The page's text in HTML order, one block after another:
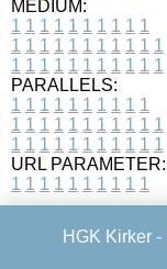
MEDIUM:
1 1 1 1 1 1 1 1 1 1
1 1 1 1 1 1 1 1 1 1 1
1 1 1 1 1 1 1 1 1 1 1
PARALLELS:
1 1 1 1 1 1 1 1 1 1
1 1 1 1 1 1 1 1 1 1 1
1 1 1 1 1 1 1 1 1 1 1
URL PARAMETER:
1 1 1 1 1 1 1 1 1 1
HGK Kirker -